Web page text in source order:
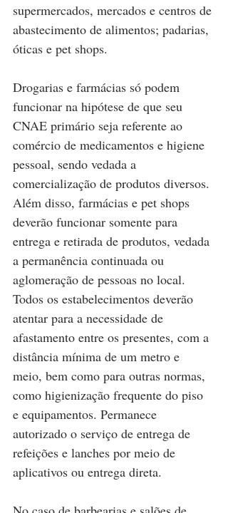
supermercados, mercados e centros de
abastecimento de alimentos; padarias,
óticas e pet shops.
Drogarias e farmácias só podem
funcionar na hipótese de que seu
CNAE primário seja referente ao
comércio de medicamentos e higiene
pessoal, sendo vedada a
comercialização de produtos diversos.
Além disso, farmácias e pet shops
deverão funcionar somente para
entrega e retirada de produtos, vedada
a permanência continuada ou
aglomeração de pessoas no local.
Todos os estabelecimentos deverão
atentar para a necessidade de
afastamento entre os presentes, com a
distância mínima de um metro e
meio, bem como para outras normas,
como higienização frequente do piso
e equipamentos. Permanece
autorizado o serviço de entrega de
refeições e lanches por meio de
aplicativos ou entrega direta.